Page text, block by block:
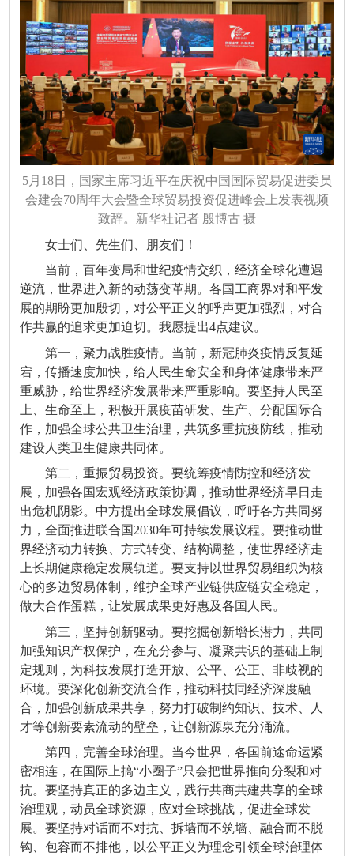
5月18日，国家主席习近平在庆祝中国国际贸易促进委员
会建会70周年大会暨全球贸易投资促进峰会上发表视频
致辞。新华社记者 殷博古 摄
女士们、先生们、朋友们！
当前，百年变局和世纪疫情交织，经济全球化遭遇
逆流，世界进入新的动荡变革期。各国工商界对和平发
展的期盼更加殷切，对公平正义的呼声更加强烈，对合
作共赢的追求更加迫切。我愿提出4点建议。
第一，聚力战胜疫情。当前，新冠肺炎疫情反复延
宕，传播速度加快，给人民生命安全和身体健康带来严
重威胁，给世界经济发展带来严重影响。要坚持人民至
上、生命至上，积极开展疫苗研发、生产、分配国际合
作，加强全球公共卫生治理，共筑多重抗疫防线，推动
建设人类卫生健康共同体。
第二，重振贸易投资。要统筹疫情防控和经济发
展，加强各国宏观经济政策协调，推动世界经济早日走
出危机阴影。中方提出全球发展倡议，呼吁各方共同努
力，全面推进联合国2030年可持续发展议程。要推动世
界经济动力转换、方式转变、结构调整，使世界经济走
上长期健康稳定发展轨道。要支持以世界贸易组织为核
心的多边贸易体制，维护全球产业链供应链安全稳定，
做大合作蛋糕，让发展成果更好惠及各国人民。
第三，坚持创新驱动。要挖掘创新增长潜力，共同
加强知识产权保护，在充分参与、凝聚共识的基础上制
定规则，为科技发展打造开放、公平、公正、非歧视的
环境。要深化创新交流合作，推动科技同经济深度融
合，加强创新成果共享，努力打破制约知识、技术、人
才等创新要素流动的壁垒，让创新源泉充分涌流。
第四，完善全球治理。当今世界，各国前途命运紧
密相连，在国际上搞“小圈子”只会把世界推向分裂和对
抗。要坚持真正的多边主义，践行共商共建共享的全球
治理观，动员全球资源，应对全球挑战，促进全球发
展。要坚持对话而不对抗、拆墙而不筑墙、融合而不脱
钩、包容而不排他，以公平正义为理念引领全球治理体